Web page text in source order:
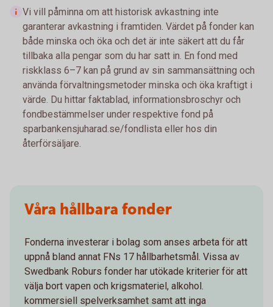
Vi vill påminna om att historisk avkastning inte
garanterar avkastning i framtiden. Värdet på fonder kan
både minska och öka och det är inte säkert att du får
tillbaka alla pengar som du har satt in. En fond med
riskklass 6–7 kan på grund av sin sammansättning och
använda förvaltningsmetoder minska och öka kraftigt i
värde. Du hittar faktablad, informationsbroschyr och
fondbestämmelser under respektive fond på
sparbankensjuharad.se/fondlista eller hos din
återförsäljare.
Våra hållbara fonder
Fonderna investerar i bolag som anses arbeta för att
uppnå bland annat FNs 17 hållbarhetsmål. Vissa av
Swedbank Roburs fonder har utökade kriterier för att
välja bort vapen och krigsmateriel, alkohol.
kommersiell spelverksamhet samt att inga